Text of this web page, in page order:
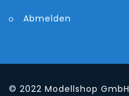
Abmelden
© 2022 Modellshop GmbH